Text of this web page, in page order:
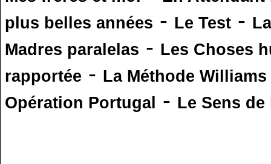
plus belles années - Le Test -
Madres paralelas - Les Choses
rapportée - La Méthode Williams
Opération Portugal - Le Sens